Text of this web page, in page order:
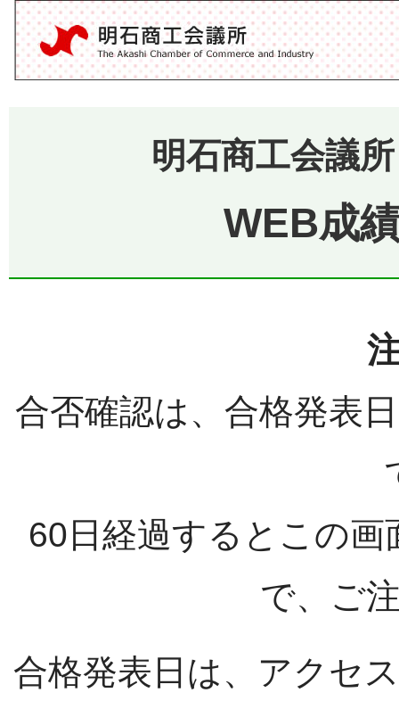
明石商工会議
WEB成
合否確認は、合格発表
60日経過するとこの
で、ご
合格発表日は、アクセ